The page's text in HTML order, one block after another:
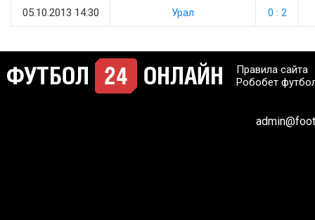
05.10.2013 14:30 Урал 0 : 2
Правила сайта
Робобет